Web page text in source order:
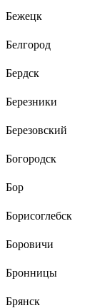
Бежецк
Белгород
Бердск
Березники
Березовский
Богородск
Бор
Борисоглебск
Боровичи
Бронницы
Брянск